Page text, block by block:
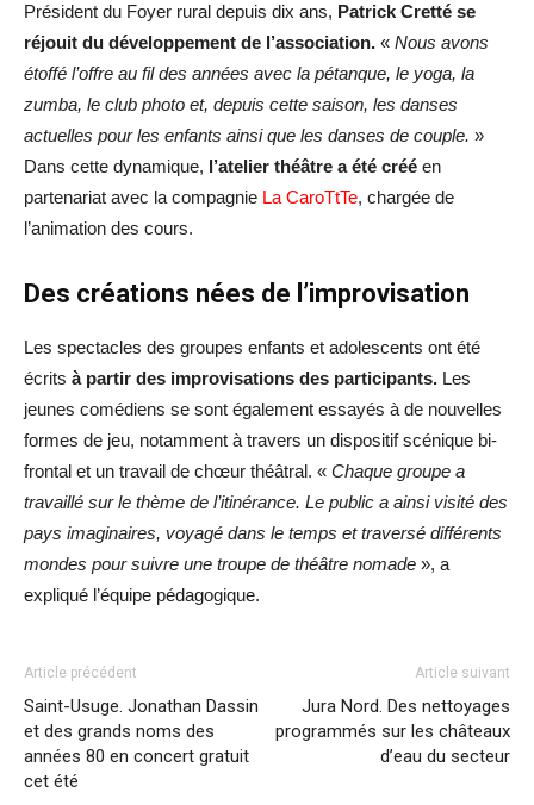
Président du Foyer rural depuis dix ans, Patrick Cretté se
réjouit du développement de l’association. « Nous avons
étoffé l’offre au fil des années avec la pétanque, le yoga, la
zumba, le club photo et, depuis cette saison, les danses
actuelles pour les enfants ainsi que les danses de couple. »
Dans cette dynamique, l’atelier théâtre a été créé en
partenariat avec la compagnie La CaroTtTe, chargée de
l’animation des cours.
Des créations nées de l’improvisation
Les spectacles des groupes enfants et adolescents ont été
écrits à partir des improvisations des participants. Les
jeunes comédiens se sont également essayés à de nouvelles
formes de jeu, notamment à travers un dispositif scénique bi-
frontal et un travail de chœur théâtral. « Chaque groupe a
travaillé sur le thème de l’itinérance. Le public a ainsi visité des
pays imaginaires, voyagé dans le temps et traversé différents
mondes pour suivre une troupe de théâtre nomade », a
expliqué l’équipe pédagogique.
Article précédent
Saint-Usuge. Jonathan Dassin
et des grands noms des
années 80 en concert gratuit
cet été
Article suivant
Jura Nord. Des nettoyages
programmés sur les châteaux
d’eau du secteur